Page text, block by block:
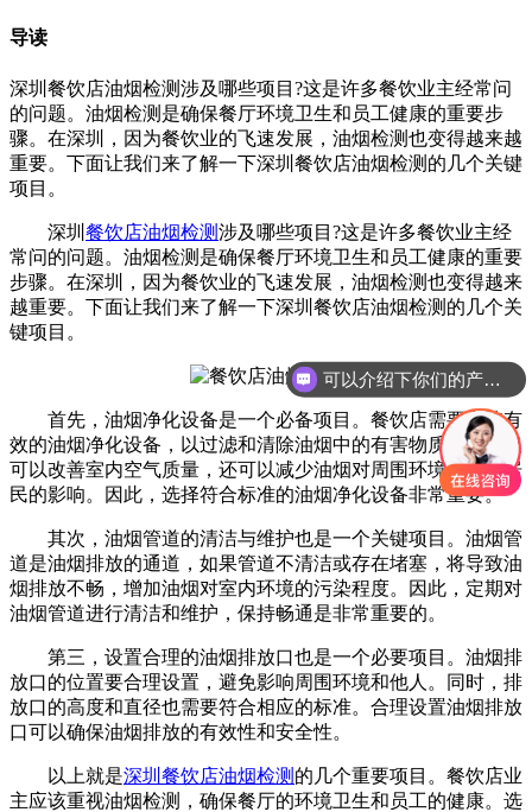
导读
深圳餐饮店油烟检测涉及哪些项目?这是许多餐饮业主经常问
的问题。油烟检测是确保餐厅环境卫生和员工健康的重要步
骤。在深圳，因为餐饮业的飞速发展，油烟检测也变得越来越
重要。下面让我们来了解一下深圳餐饮店油烟检测的几个关键
项目。
深圳 餐饮店油烟检测涉及哪些项目?这是许多餐饮业主经
常问的问题。油烟检测是确保餐厅环境卫生和员工健康的重要
步骤。在深圳，因为餐饮业的飞速发展，油烟检测也变得越来
越重要。下面让我们来了解一下深圳餐饮店油烟检测的几个关
键项目。
首先，油烟净化设备是一个必备项目。餐饮店需要安装有
效的油烟净化设备，以过滤和清除油烟中的有害物质。这不仅
可以改善室内空气质量，还可以减少油烟对周围环境和邻近居
民的影响。因此，选择符合标准的油烟净化设备非常重要。
其次，油烟管道的清洁与维护也是一个关键项目。油烟管
道是油烟排放的通道，如果管道不清洁或存在堵塞，将导致油
烟排放不畅，增加油烟对室内环境的污染程度。因此，定期对
油烟管道进行清洁和维护，保持畅通是非常重要的。
第三，设置合理的油烟排放口也是一个必要项目。油烟排
放口的位置要合理设置，避免影响周围环境和他人。同时，排
放口的高度和直径也需要符合相应的标准。合理设置油烟排放
口可以确保油烟排放的有效性和安全性。
以上就是深圳餐饮店油烟检测 的几个重要项目。餐饮店业
主应该重视油烟检测，确保餐厅的环境卫生和员工的健康。选
可以介绍下你们的产品么